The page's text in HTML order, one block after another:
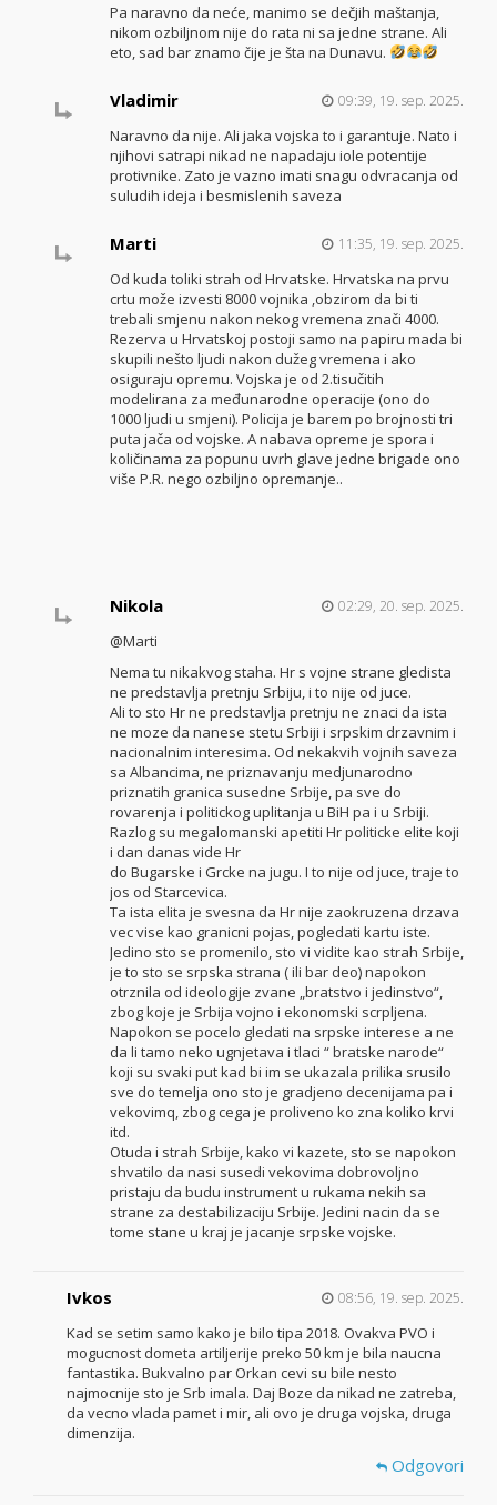
Pa naravno da neće, manimo se dečjih maštanja,
nikom ozbiljnom nije do rata ni sa jedne strane. Ali
eto, sad bar znamo čije je šta na Dunavu.
Vladimir 09:39, 19. sep. 2025.
Naravno da nije. Ali jaka vojska to i garantuje. Nato i
njihovi satrapi nikad ne napadaju iole potentije
protivnike. Zato je vazno imati snagu odvracanja od
suludih ideja i besmislenih saveza
Marti 11:35, 19. sep. 2025.
Od kuda toliki strah od Hrvatske. Hrvatska na prvu
crtu može izvesti 8000 vojnika ,obzirom da bi ti
trebali smjenu nakon nekog vremena znači 4000.
Rezerva u Hrvatskoj postoji samo na papiru mada bi
skupili nešto ljudi nakon dužeg vremena i ako
osiguraju opremu. Vojska je od 2.tisučitih
modelirana za međunarodne operacije (ono do
1000 ljudi u smjeni). Policija je barem po brojnosti tri
puta jača od vojske. A nabava opreme je spora i
količinama za popunu uvrh glave jedne brigade ono
više P.R. nego ozbiljno opremanje..
Nikola 02:29, 20. sep. 2025.
@Marti
Nema tu nikakvog staha. Hr s vojne strane gledista
ne predstavlja pretnju Srbiju, i to nije od juce.
Ali to sto Hr ne predstavlja pretnju ne znaci da ista
ne moze da nanese stetu Srbiji i srpskim drzavnim i
nacionalnim interesima. Od nekakvih vojnih saveza
sa Albancima, ne priznavanju medjunarodno
priznatih granica susedne Srbije, pa sve do
rovarenja i politickog uplitanja u BiH pa i u Srbiji.
Razlog su megalomanski apetiti Hr politicke elite koji
i dan danas vide Hr
do Bugarske i Grcke na jugu. I to nije od juce, traje to
jos od Starcevica.
Ta ista elita je svesna da Hr nije zaokruzena drzava
vec vise kao granicni pojas, pogledati kartu iste.
Jedino sto se promenilo, sto vi vidite kao strah Srbije,
je to sto se srpska strana ( ili bar deo) napokon
otrznila od ideologije zvane „bratstvo i jedinstvo“,
zbog koje je Srbija vojno i ekonomski scrpljena.
Napokon se pocelo gledati na srpske interese a ne
da li tamo neko ugnjetava i tlaci “ bratske narode“
koji su svaki put kad bi im se ukazala prilika srusilo
sve do temelja ono sto je gradjeno decenijama pa i
vekovimq, zbog cega je proliveno ko zna koliko krvi
itd.
Otuda i strah Srbije, kako vi kazete, sto se napokon
shvatilo da nasi susedi vekovima dobrovoljno
pristaju da budu instrument u rukama nekih sa
strane za destabilizaciju Srbije. Jedini nacin da se
tome stane u kraj je jacanje srpske vojske.
Ivkos 08:56, 19. sep. 2025.
Kad se setim samo kako je bilo tipa 2018. Ovakva PVO i
mogucnost dometa artiljerije preko 50 km je bila naucna
fantastika. Bukvalno par Orkan cevi su bile nesto
najmocnije sto je Srb imala. Daj Boze da nikad ne zatreba,
da vecno vlada pamet i mir, ali ovo je druga vojska, druga
dimenzija.
Odgovori